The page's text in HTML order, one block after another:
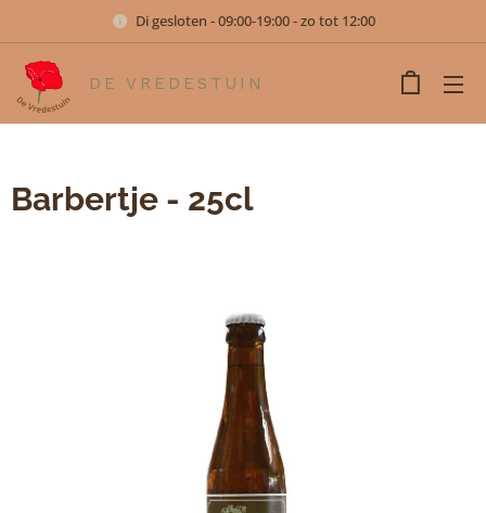
Di gesloten - 09:00-19:00 - zo tot 12:00
DE VREDESTUIN
Barbertje - 25cl